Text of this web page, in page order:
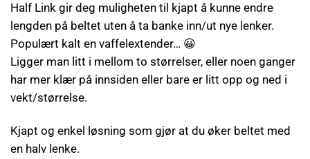
Half Link gir deg muligheten til kjapt å kunne endre
lengden på beltet uten å ta banke inn/ut nye lenker.
Populært kalt en vaffelextender… 😀
Ligger man litt i mellom to størrelser, eller noen ganger
har mer klær på innsiden eller bare er litt opp og ned i
vekt/størrelse.
Kjapt og enkel løsning som gjør at du øker beltet med
en halv lenke.